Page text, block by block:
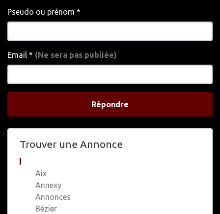
Pseudo ou prénom *
Email * (Ne sera pas publiée)
Répondre
Trouver une Annonce
Aix
Annexy
Annonces
Bézier